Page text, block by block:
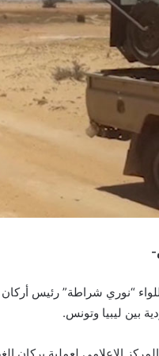
ر
و
ن
ي
ا
“نوري شراطة” رئيس
بين ليبيا وتونس.